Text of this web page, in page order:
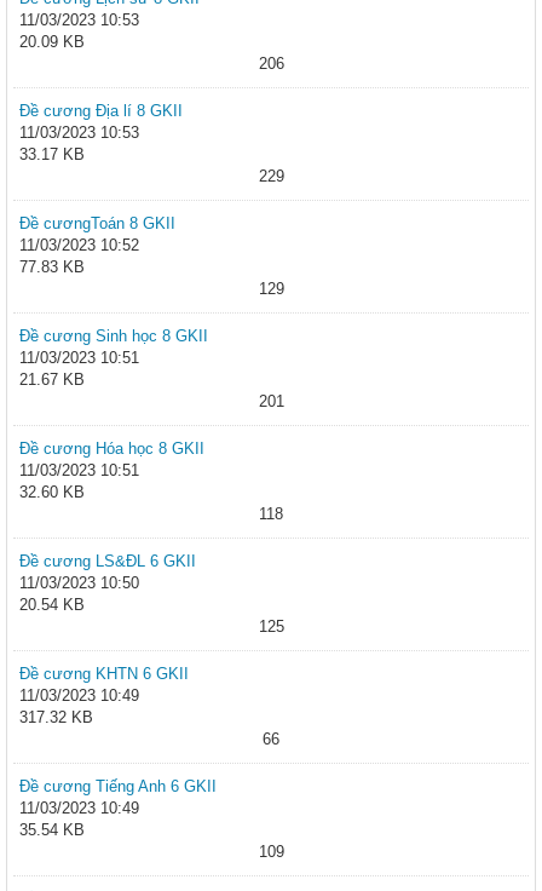
11/03/2023 10:53
20.09 KB
206
Đề cương Địa lí 8 GKII
11/03/2023 10:53
33.17 KB
229
Đề cươngToán 8 GKII
11/03/2023 10:52
77.83 KB
129
Đề cương Sinh học 8 GKII
11/03/2023 10:51
21.67 KB
201
Đề cương Hóa học 8 GKII
11/03/2023 10:51
32.60 KB
118
Đề cương LS&ĐL 6 GKII
11/03/2023 10:50
20.54 KB
125
Đề cương KHTN 6 GKII
11/03/2023 10:49
317.32 KB
66
Đề cương Tiếng Anh 6 GKII
11/03/2023 10:49
35.54 KB
109